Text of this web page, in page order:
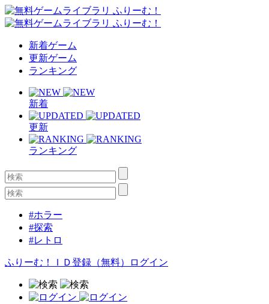
新着ゲーム
更新ゲーム
ランキング
新着
更新
ランキング
#ホラー
#探索
#レトロ
ふりーむ！ＩＤ登録（無料） ログイン